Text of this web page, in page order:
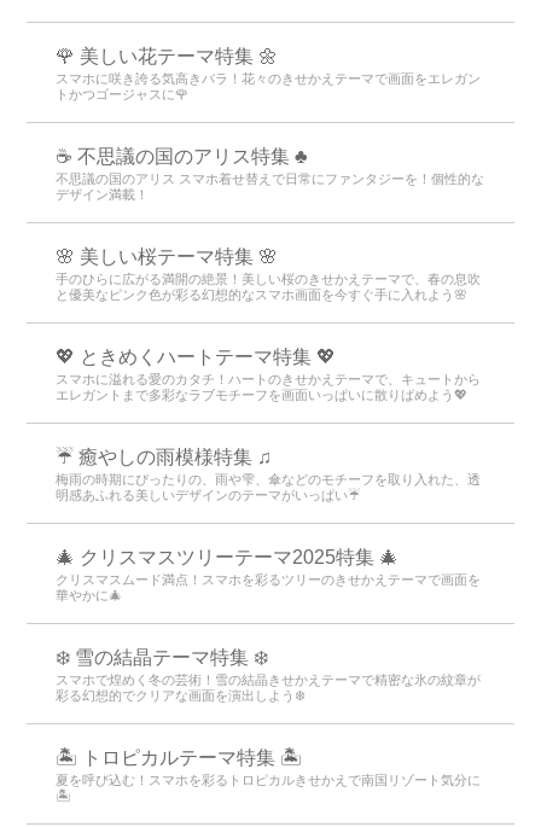
🌹 美しい花テーマ特集 🌼
スマホに咲き誇る気高きバラ！花々のきせかえテーマで画面をエレガン
トかつゴージャスに🌹
☕ 不思議の国のアリス特集 ♣
不思議の国のアリス スマホ着せ替えで日常にファンタジーを！個性的な
デザイン満載！
🌸 美しい桜テーマ特集 🌸
手のひらに広がる満開の絶景！美しい桜のきせかえテーマで、春の息吹
と優美なピンク色が彩る幻想的なスマホ画面を今すぐ手に入れよう🌸
💖 ときめくハートテーマ特集 💖
スマホに溢れる愛のカタチ！ハートのきせかえテーマで、キュートから
エレガントまで多彩なラブモチーフを画面いっぱいに散りばめよう💖
☔ 癒やしの雨模様特集 ♫
梅雨の時期にぴったりの、雨や雫、傘などのモチーフを取り入れた、透
明感あふれる美しいデザインのテーマがいっぱい☔
🎄 クリスマスツリーテーマ2025特集 🎄
クリスマスムード満点！スマホを彩るツリーのきせかえテーマで画面を
華やかに🎄
❄️ 雪の結晶テーマ特集 ❄️
スマホで煌めく冬の芸術！雪の結晶きせかえテーマで精密な氷の紋章が
彩る幻想的でクリアな画面を演出しよう❄️
🏝️ トロピカルテーマ特集 🏝️
夏を呼び込む！スマホを彩るトロピカルきせかえで南国リゾート気分に
🏝️